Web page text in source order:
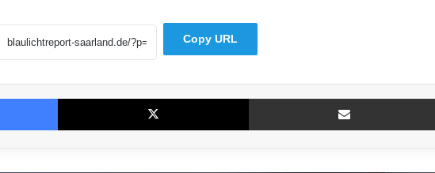
Copy URL
Facebook X